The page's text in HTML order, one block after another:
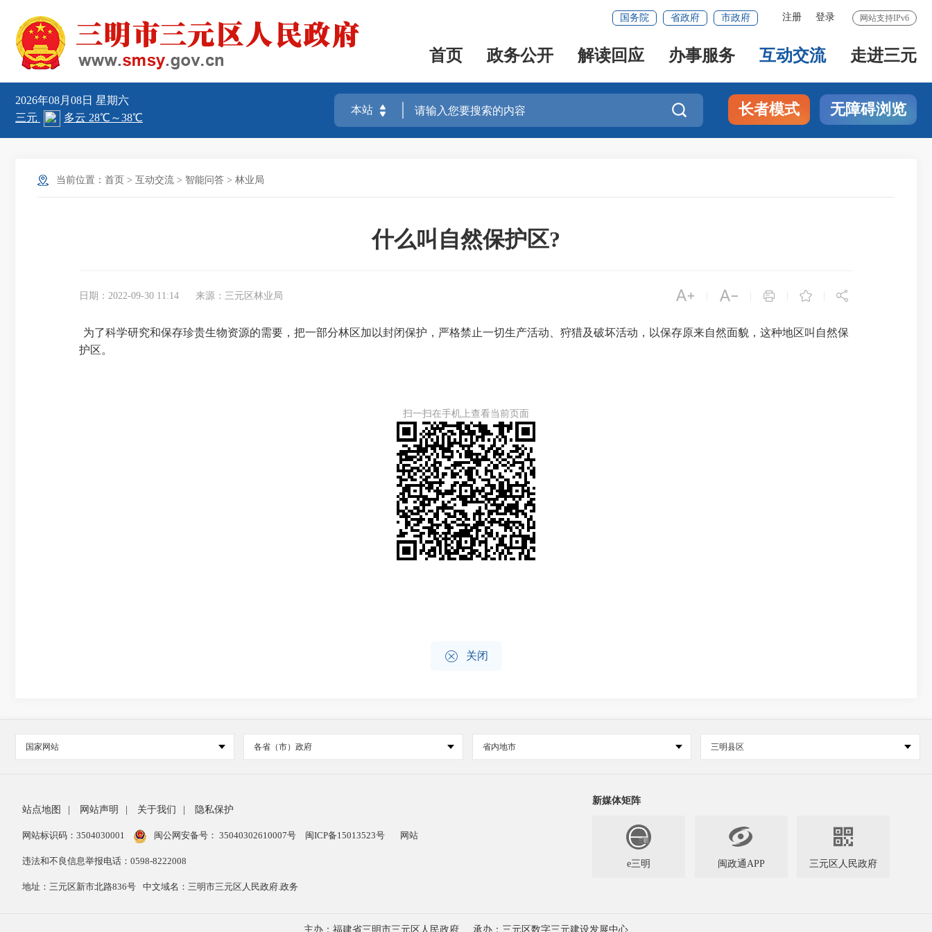
网站支持IPv6
注册 登录
国务院 省政府 市政府
首页 政务公开 解读回应 办事服务 互动交流 走进三元
2026年08月08日 星期六
 长者模式 无障碍浏览
当前位置： 首页 > 互动交流 > 智能问答 > 林业局
什么叫自然保护区?
日期：2022-09-30 11:14 来源：三元区林业局     
为了科学研究和保存珍贵生物资源的需要，把一部分林区加以封闭保护，严格禁止一切生产活动、狩猎及破坏活动，以保存原来自然面貌，这种地区叫自然保
护区。
扫一扫在手机上查看当前页面
 关闭
国家网站 各省（市）政府 省内地市 三明县区
站点地图 网站声明 关于我们 隐私保护
网站标识码：3504030001 闽公网安备号： 35040302610007号 闽ICP备15013523号 网站
违法和不良信息举报电话：0598-8222008
地址：三元区新市北路836号 中文域名：三明市三元区人民政府.政务
新媒体矩阵
e三明

闽政通APP

三元区人民政府
主办：福建省三明市三元区人民政府 承办：三元区数字三元建设发展中心